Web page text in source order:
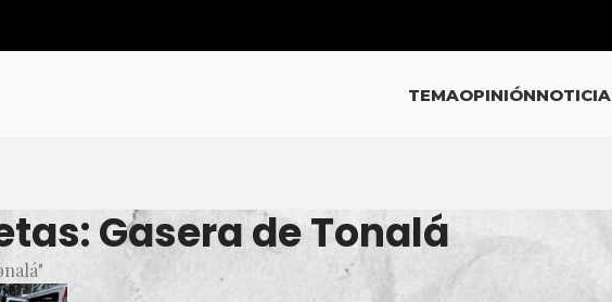
TEMAOPINIÓN
Gasera de Tonalá